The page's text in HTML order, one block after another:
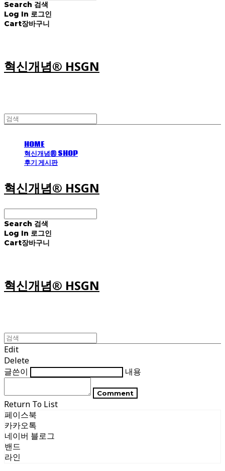
Search 검색
Log In 로그인
Cart장바구니
혁신개념® HSGN
HOME
혁신개념® SHOP
후기 게시판
혁신개념® HSGN
Search 검색
Log In 로그인
Cart장바구니
혁신개념® HSGN
Edit
Delete
글쓴이
내용
Comment
Return To List
페이스북
카카오톡
네이버 블로그
밴드
라인